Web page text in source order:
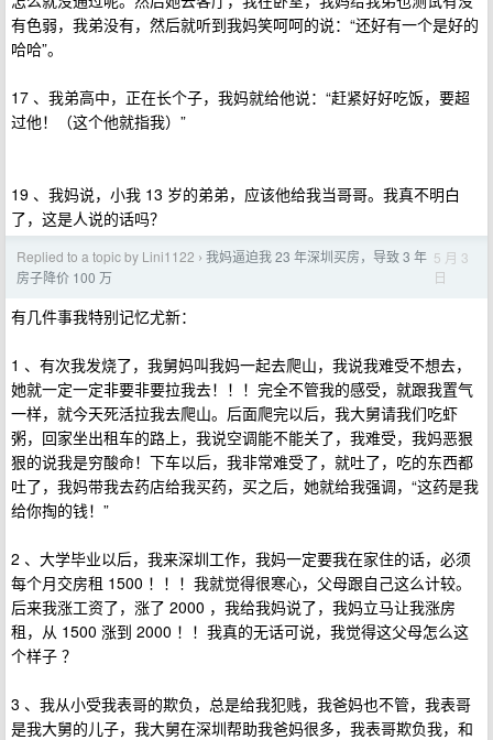
有色弱，我弟没有，然后就听到我妈笑呵呵的说：“还好有一个是好的
哈哈”。
17 、我弟高中，正在长个子，我妈就给他说：“赶紧好好吃饭，要超
过他！（这个他就指我）”
19 、我妈说，小我 13 岁的弟弟，应该他给我当哥哥。我真不明白
了，这是人说的话吗？
Replied to a topic by Lini1122 › 我妈逼迫我 23 年深圳买房，导致 3 年
房子降价 100 万
5 月 3
日
有几件事我特别记忆尤新：
1 、有次我发烧了，我舅妈叫我妈一起去爬山，我说我难受不想去，
她就一定一定非要非要拉我去！！！完全不管我的感受，就跟我置气
一样，就今天死活拉我去爬山。后面爬完以后，我大舅请我们吃虾
粥，回家坐出租车的路上，我说空调能不能关了，我难受，我妈恶狠
狠的说我是穷酸命！下车以后，我非常难受了，就吐了，吃的东西都
吐了，我妈带我去药店给我买药，买之后，她就给我强调，“这药是我
给你掏的钱！”
2 、大学毕业以后，我来深圳工作，我妈一定要我在家住的话，必须
每个月交房租 1500 ！！！我就觉得很寒心，父母跟自己这么计较。
后来我涨工资了，涨了 2000 ，我给我妈说了，我妈立马让我涨房
租，从 1500 涨到 2000 ！！我真的无话可说，我觉得这父母怎么这
个样子 ？
3 、我从小受我表哥的欺负，总是给我犯贱，我爸妈也不管，我表哥
是我大舅的儿子，我大舅在深圳帮助我爸妈很多，我表哥欺负我，和